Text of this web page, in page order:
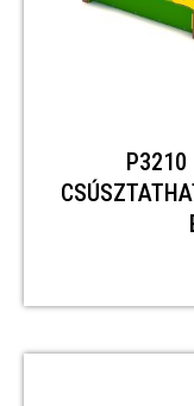
P3210